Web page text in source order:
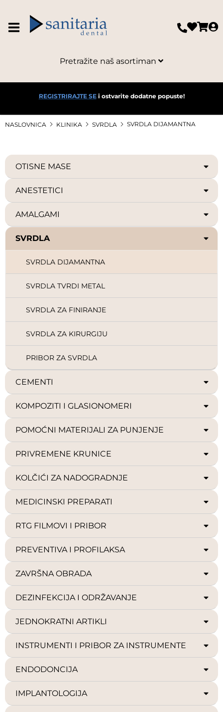
Pretražite naš asortiman
REGISTRIRAJTE SEi ostvarite dodatne popuste!
NASLOVNICA KLINIKA SVRDLA SVRDLA DIJAMANTNA
OTISNE MASE
ANESTETICI
AMALGAMI
SVRDLA
SVRDLA DIJAMANTNA
SVRDLA TVRDI METAL
SVRDLA ZA FINIRANJE
SVRDLA ZA KIRURGIJU
PRIBOR ZA SVRDLA
CEMENTI
KOMPOZITI I GLASIONOMERI
POMOĆNI MATERIJALI ZA PUNJENJE
PRIVREMENE KRUNICE
KOLČIĆI ZA NADOGRADNJE
MEDICINSKI PREPARATI
RTG FILMOVI I PRIBOR
PREVENTIVA I PROFILAKSA
ZAVRŠNA OBRADA
DEZINFEKCIJA I ODRŽAVANJE
JEDNOKRATNI ARTIKLI
INSTRUMENTI I PRIBOR ZA INSTRUMENTE
ENDODONCIJA
IMPLANTOLOGIJA